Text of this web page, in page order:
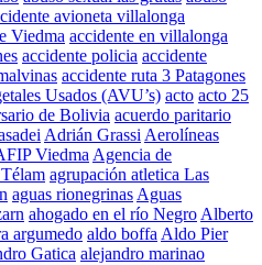
avioneta villalonga
Viedma accidente en villalonga
accidente policia accidente
accidente ruta 3 Patagones
Usados (AVU’s) acto acto 25
de Bolivia acuerdo paritario
Adrián Grassi Aerolíneas
Viedma Agencia de
agrupación atletica Las
aguas rionegrinas Aguas
ahogado en el río Negro Alberto
argumedo aldo boffa Aldo Pier
Gatica alejandro marinao